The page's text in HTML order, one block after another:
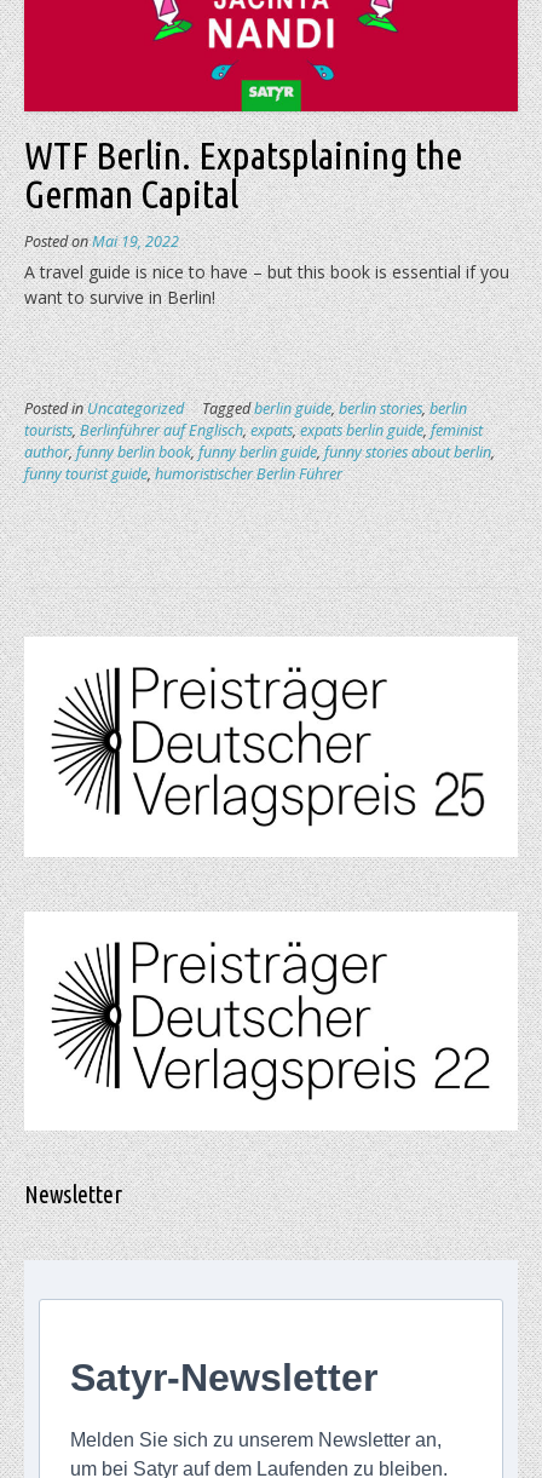
WTF Berlin. Expatsplaining the
German Capital
Posted onMai 19, 2022
A travel guide is nice to have – but this book is essential if you
want to survive in Berlin!
Posted inUncategorized Taggedberlin guide,berlin stories,berlin
tourists,Berlinführer auf Englisch,expats,expats berlin guide,feminist
author,funny berlin book,funny berlin guide,funny stories about berlin,
funny tourist guide,humoristischer Berlin Führer
Newsletter
Satyr-Newsletter
Melden Sie sich zu unserem Newsletter an,
um bei Satyr auf dem Laufenden zu bleiben.